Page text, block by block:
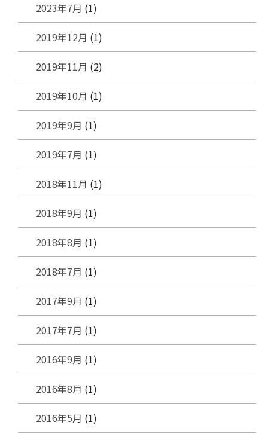
2023年7月 (1)
2019年12月 (1)
2019年11月 (2)
2019年10月 (1)
2019年9月 (1)
2019年7月 (1)
2018年11月 (1)
2018年9月 (1)
2018年8月 (1)
2018年7月 (1)
2017年9月 (1)
2017年7月 (1)
2016年9月 (1)
2016年8月 (1)
2016年5月 (1)